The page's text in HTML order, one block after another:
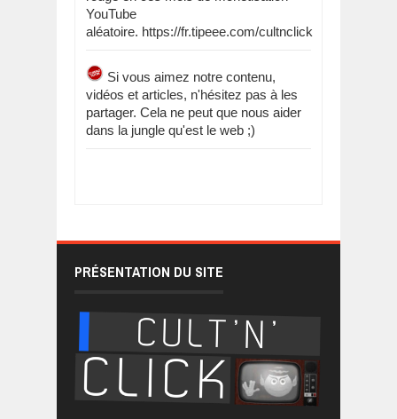
YouTube
aléatoire. https://fr.tipeee.com/cultnclick
Si vous aimez notre contenu,
vidéos et articles, n'hésitez pas à les
partager. Cela ne peut que nous aider
dans la jungle qu'est le web ;)
PRÉSENTATION DU SITE